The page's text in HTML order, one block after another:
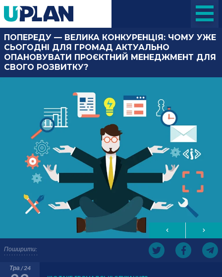
Поширити:
ПОПЕРЕДУ — ВЕЛИКА КОНКУРЕНЦІЯ: ЧОМУ УЖЕ
СЬОГОДНІ ДЛЯ ГРОМАД АКТУАЛЬНО
ОПАНОВУВАТИ ПРОЄКТНИЙ МЕНЕДЖМЕНТ ДЛЯ
СВОГО РОЗВИТКУ?
Тра / 24